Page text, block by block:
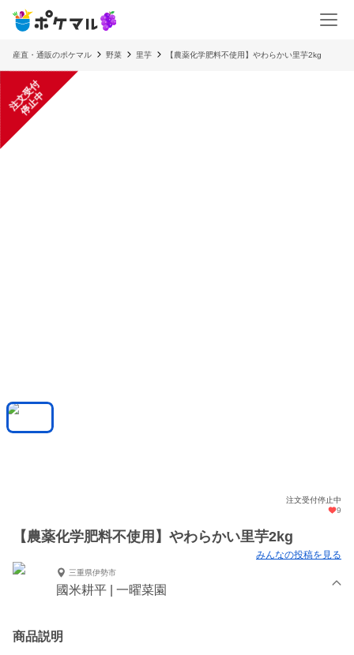
産直・通販のポケマル 野菜 里芋 【農薬化学肥料不使用】やわらかい里芋2kg
注
文
受
付
停
止
中
注文受付停止中
9
【農薬化学肥料不使用】やわらかい里芋2kg
みんなの投稿を見る
三重県伊勢市
國米耕平 | 一曜菜園
商品説明